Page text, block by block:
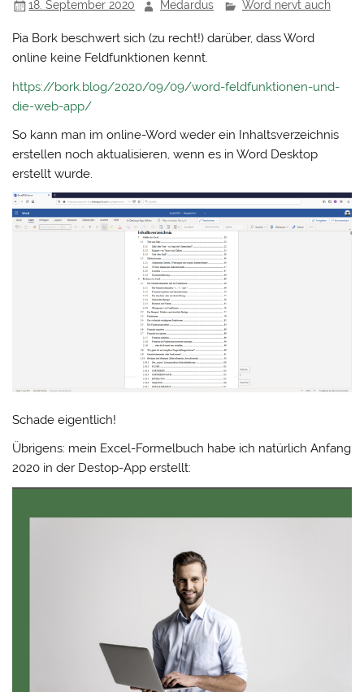
18. September 2020 Medardus Word nervt auch
Pia Bork beschwert sich (zu recht!) darüber, dass Word
online keine Feldfunktionen kennt.
https://bork.blog/2020/09/09/word-feldfunktionen-und-
die-web-app/
So kann man im online-Word weder ein Inhaltsverzeichnis
erstellen noch aktualisieren, wenn es in Word Desktop
erstellt wurde.
Schade eigentlich!
Übrigens: mein Excel-Formelbuch habe ich natürlich Anfang
2020 in der Destop-App erstellt: